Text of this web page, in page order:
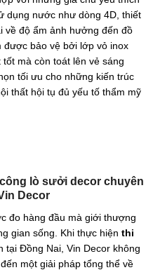
dụng nước như dòng 4D, thiết
về độ ẩm ảnh hưởng đến đồ
được bảo vệ bởi lớp vỏ inox
mà còn toát lên vẻ sáng
tối ưu cho những kiến trúc
thất hội tụ đủ yếu tố thẩm mỹ
lò sưởi decor chuyên
Decor
đo hàng đầu mà giới thượng
gian sống. Khi thực hiện thi
tại Đồng Nai, Vin Decor không
một giải pháp tổng thể về